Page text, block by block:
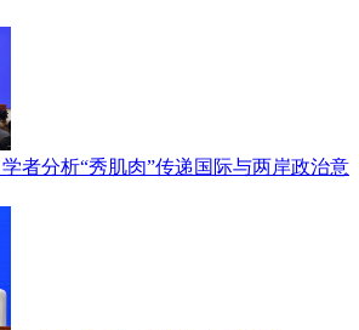
者分析“秀肌肉”传递国际与两岸政治意